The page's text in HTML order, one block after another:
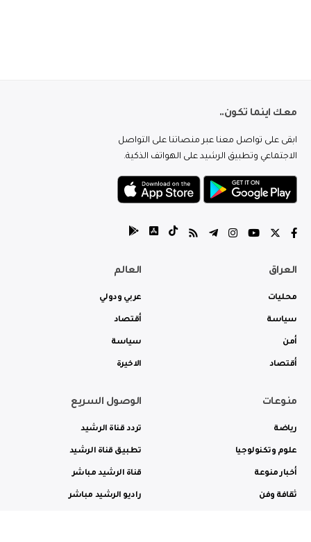
معك اينما تكون..
ابقى على تواصل معنا عبر منصاتنا على التواصل
الاجتماعي وتطبيق الرشيد على الهواتف الذكية.
العراق
محليات
سياسة
أمن
أقتصاد
العالم
عربي ودولي
أقتصاد
سياسة
الاخيرة
منوعات
رياضة
علوم وتكنولوجيا
أخبار منوعة
ثقافة وفن
الوصول السريع
تردد قناة الرشيد
تطبيق قناة الرشيد
قناة الرشيد مباشر
راديو الرشيد مباشر